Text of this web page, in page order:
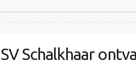
SV Schalkhaar